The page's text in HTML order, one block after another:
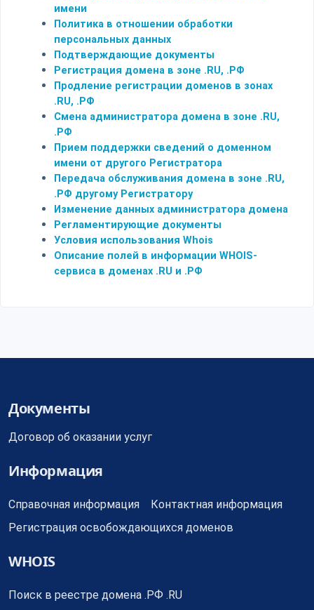
имени
Политика в отношении обработки
персональных данных
Подтверждающие документы
Регистрация домена в зоне .RU, .РФ
Продление регистрации доменов в зонах
.RU, .РФ
Смена администратора домена в зоне .RU,
.РФ
Прием поддержки сведений о доменном
имени от другого Регистратора
Передача обслуживания домена в зоне .RU,
.РФ другому Регистратору
Изменение данных администратора домена
Регламентирующие документы
Условия использования Whois
Описание полей в информации WHOIS-
сервиса в доменах .RU и .РФ
Документы
Договор об оказании услуг
Информация
Справочная информация
Контактная информация
Регистрация освобождающихся доменов
WHOIS
Поиск в реестре домена .РФ .RU